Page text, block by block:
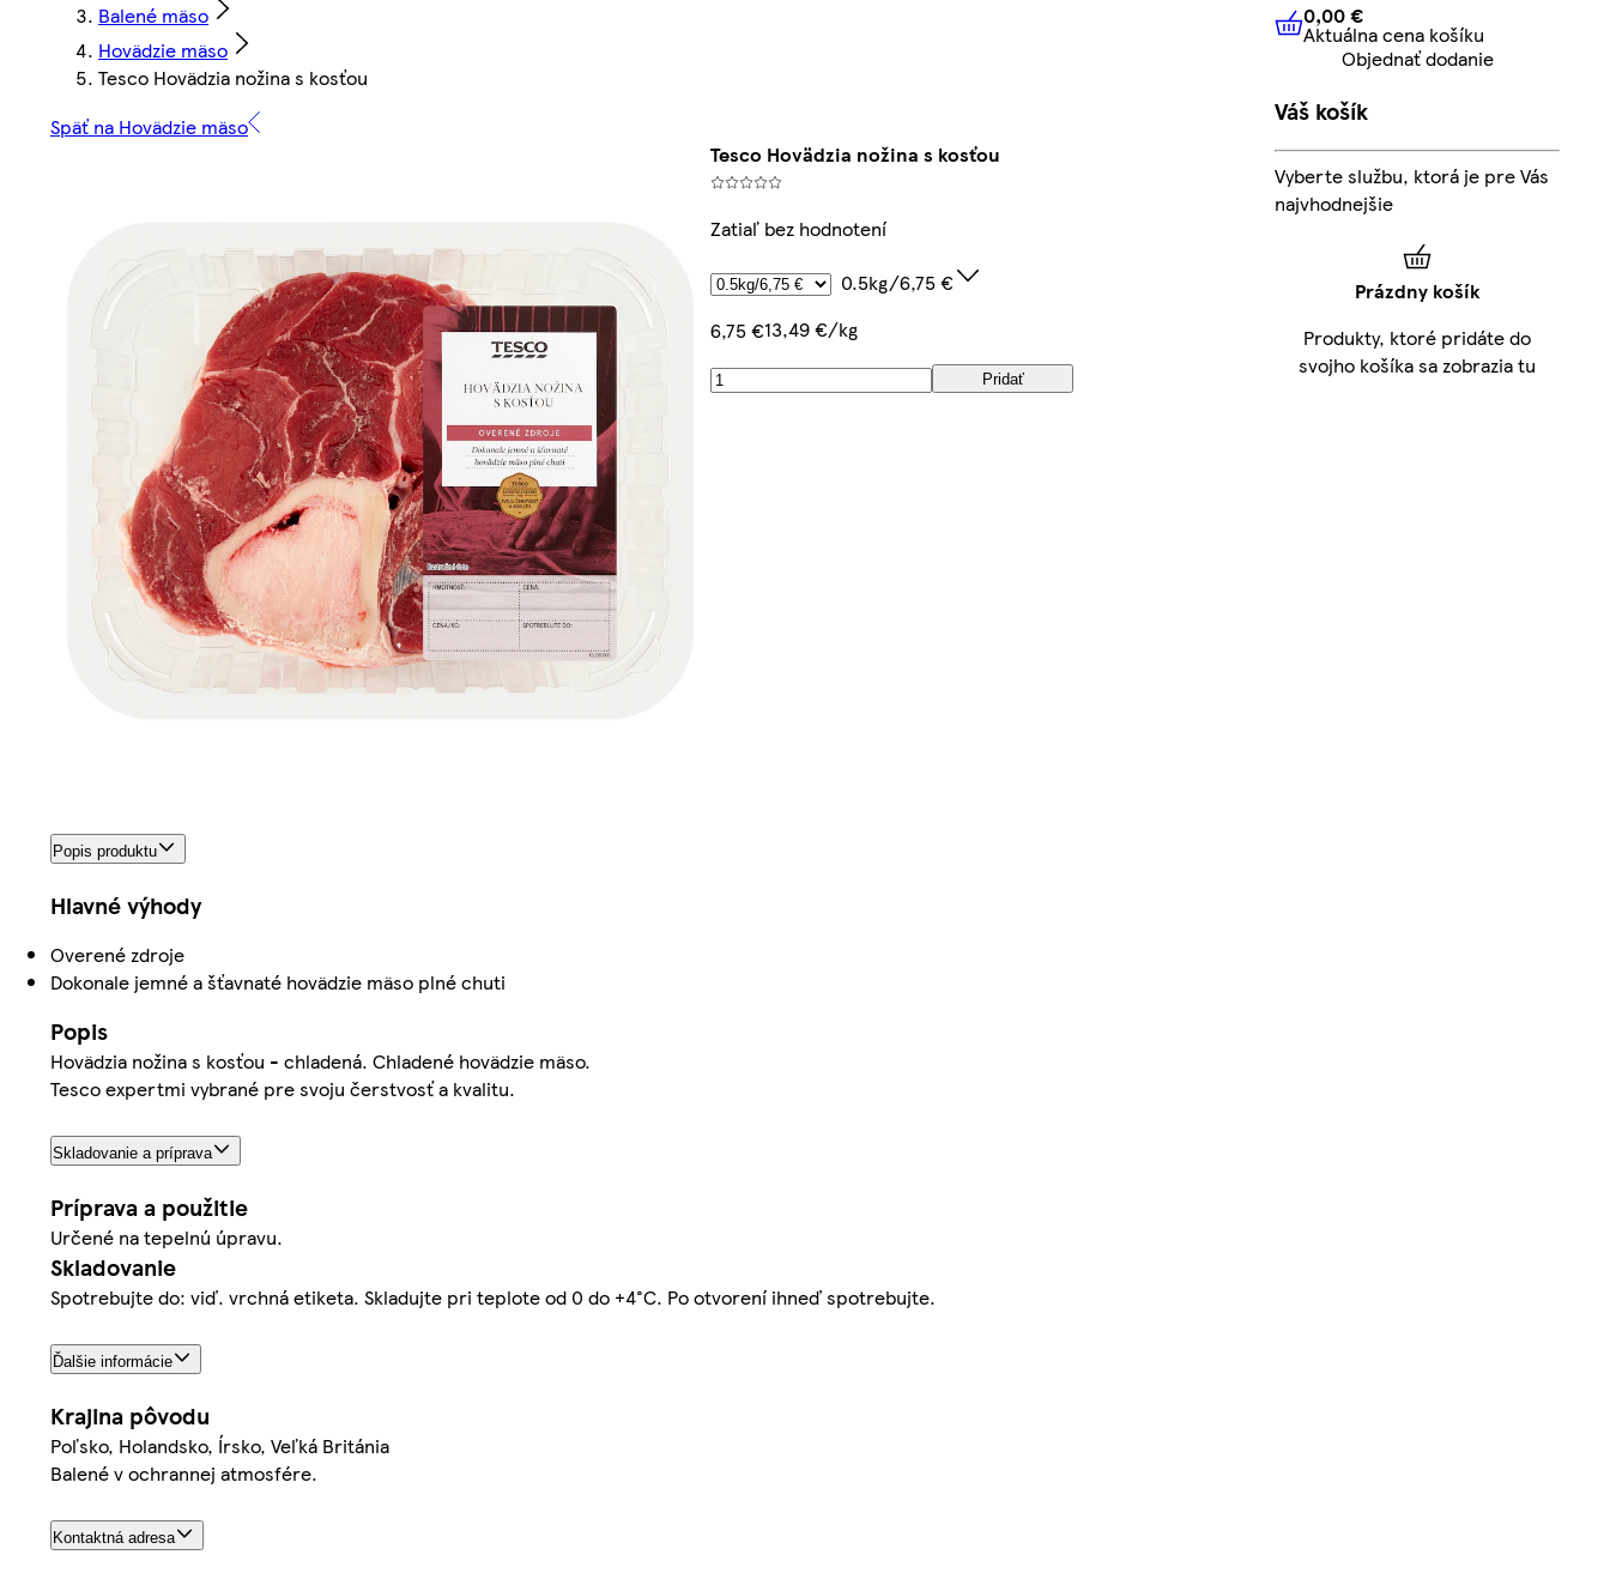
Balené mäso
Hovädzie mäso
Tesco Hovädzia nožina s kosťou
Späť na Hovädzie mäso
Tesco Hovädzia nožina s kosťou
Zatiaľ bez hodnotení
0.5kg/6,75 €
6,75 €13,49 €/kg
Pridať
Popis produktu
Hlavné výhody
Overené zdroje
Dokonale jemné a šťavnaté hovädzie mäso plné chuti
Popis
Hovädzia nožina s kosťou - chladená. Chladené hovädzie mäso.
Tesco expertmi vybrané pre svoju čerstvosť a kvalitu.
Skladovanie a príprava
Príprava a použitie
Určené na tepelnú úpravu.
Skladovanie
Spotrebujte do: viď. vrchná etiketa. Skladujte pri teplote od 0 do +4°C. Po otvorení ihneď spotrebujte.
Ďalšie informácie
Krajina pôvodu
Poľsko, Holandsko, Írsko, Veľká Británia
Balené v ochrannej atmosfére.
Kontaktná adresa
0,00 € Aktuálna cena košíku
0,00 €
Aktuálna cena košíku
Objednať dodanie
Váš košík
Vyberte službu, ktorá je pre Vás
najvhodnejšie
Prázdny košík
Produkty, ktoré pridáte do
svojho košíka sa zobrazia tu